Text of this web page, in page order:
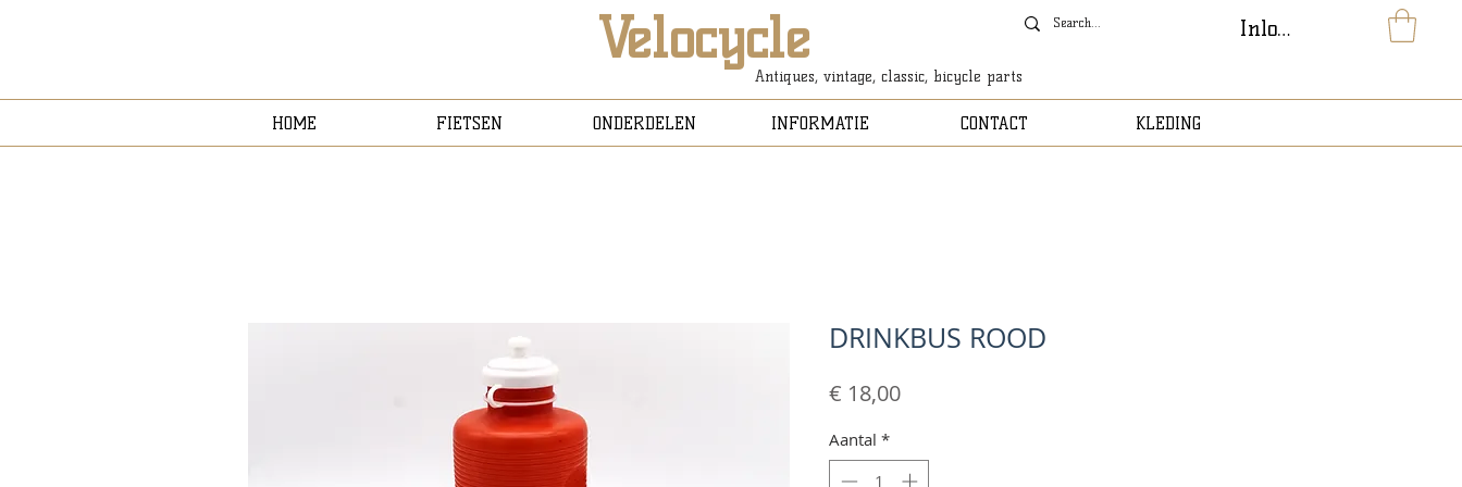
Velocycle
Antiques, vintage, classic, bicycle parts
Inloggen
HOME FIETSEN ONDERDELEN INFORMATIE CONTACT KLEDING
DRINKBUS ROOD
€ 18,00Prijs
Aantal *